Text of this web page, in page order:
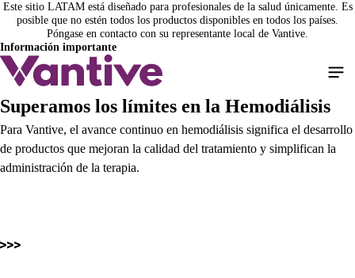
Pasar
contenido
principal
Este sitio LATAM está diseñado para profesionales de la salud únicamente. Es
posible que no estén todos los productos disponibles en todos los países.
Póngase en contacto con su representante local de Vantive.
Información importante
Superamos los límites en la Hemodiálisis
Para Vantive, el avance continuo en hemodiálisis significa el desarrollo
de productos que mejoran la calidad del tratamiento y simplifican la
administración de la terapia.